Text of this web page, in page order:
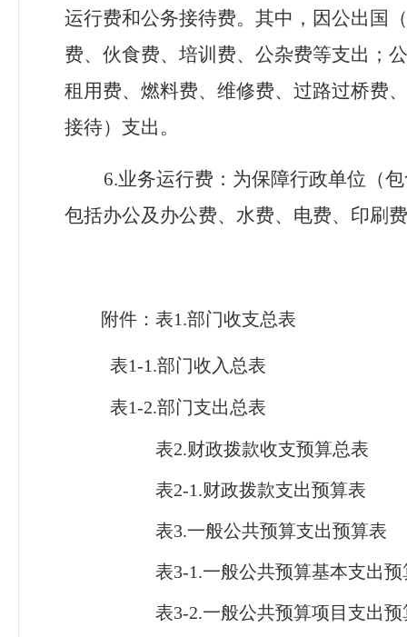
运行费和公务接待费。其中，因公出国
费、伙食费、培训费、公杂费等支出；
租用费、燃料费、维修费、过路过桥费
接待）支出。
6.业务运行费：为保障行政单位（
包括办公及办公费、水费、电费、印刷
附件：表1.部门收支总表
表1-1.部门收入总表
表1-2.部门支出总表
表2.财政拨款收支预算总表
表2-1.财政拨款支出预算表
表3.一般公共预算支出预算表
表3-1.一般公共预算基本支出预
表3-2.一般公共预算项目支出预